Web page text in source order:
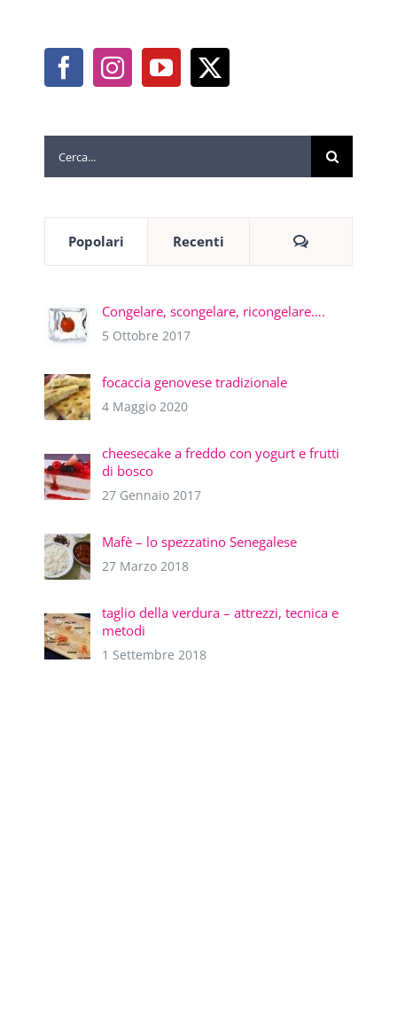
Cerca
per:
Popolari Recenti Commenti
Congelare, scongelare, ricongelare….
5 Ottobre 2017
focaccia genovese tradizionale
4 Maggio 2020
cheesecake a freddo con yogurt e frutti
di bosco
27 Gennaio 2017
Mafè – lo spezzatino Senegalese
27 Marzo 2018
taglio della verdura – attrezzi, tecnica e
metodi
1 Settembre 2018